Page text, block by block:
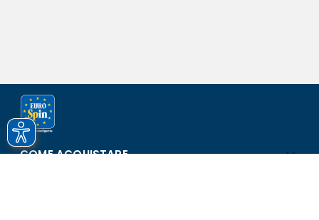
COME ACQUISTARE